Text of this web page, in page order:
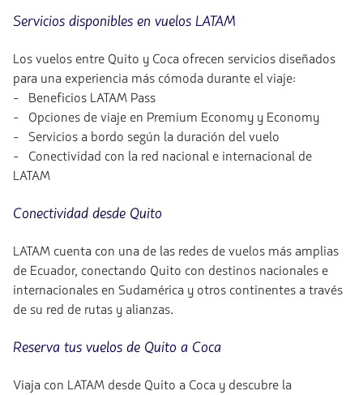
Servicios disponibles en vuelos LATAM
Los vuelos entre Quito y Coca ofrecen servicios diseñados
para una experiencia más cómoda durante el viaje:
- Beneficios LATAM Pass
- Opciones de viaje en Premium Economy y Economy
- Servicios a bordo según la duración del vuelo
- Conectividad con la red nacional e internacional de
LATAM
Conectividad desde Quito
LATAM cuenta con una de las redes de vuelos más amplias
de Ecuador, conectando Quito con destinos nacionales e
internacionales en Sudamérica y otros continentes a través
de su red de rutas y alianzas.
Reserva tus vuelos de Quito a Coca
Viaja con LATAM desde Quito a Coca y descubre la